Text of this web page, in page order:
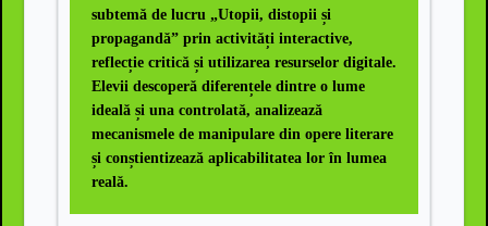
subtemă de lucru „Utopii, distopii și
propagandă” prin activități interactive,
reflecție critică și utilizarea resurselor digitale.
Elevii descoperă diferențele dintre o lume
ideală și una controlată, analizează
mecanismele de manipulare din opere literare
și conștientizează aplicabilitatea lor în lumea
reală.